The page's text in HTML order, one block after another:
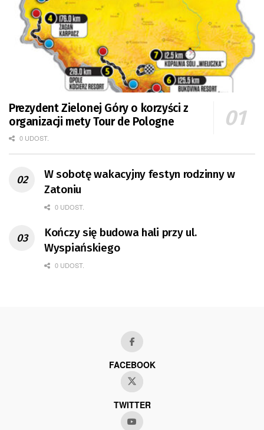
Prezydent Zielonej Góry o korzyści z
organizacji mety Tour de Pologne
0 UDOST.
W sobotę wakacyjny festyn rodzinny w
Zatoniu
0 UDOST.
Kończy się budowa hali przy ul.
Wyspiańskiego
0 UDOST.
FACEBOOK
TWITTER